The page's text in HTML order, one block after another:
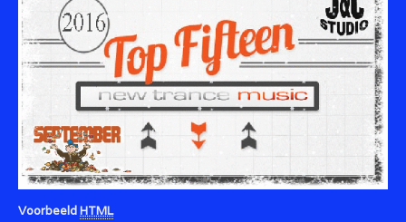
VoorbeeldHTML